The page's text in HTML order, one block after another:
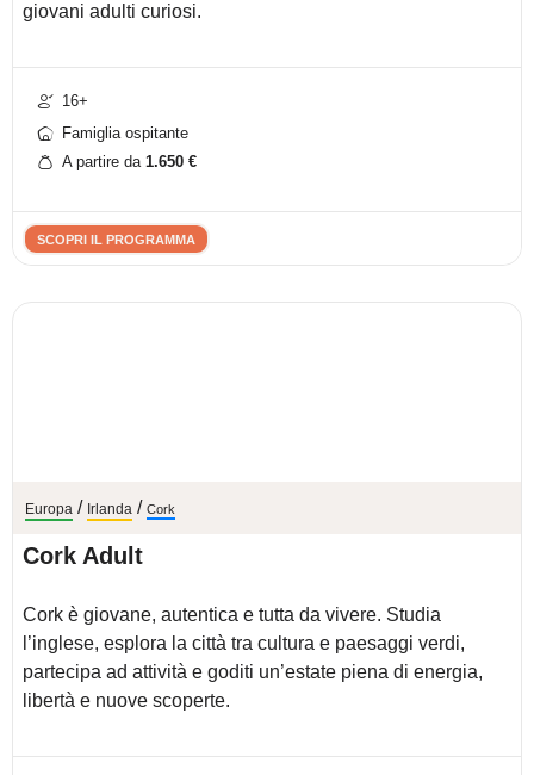
giovani adulti curiosi.
16+
Famiglia ospitante
A partire da 1.650 €
SCOPRI IL PROGRAMMA
Europa / Irlanda / Cork
Cork Adult
Cork è giovane, autentica e tutta da vivere. Studia
l’inglese, esplora la città tra cultura e paesaggi verdi,
partecipa ad attività e goditi un’estate piena di energia,
libertà e nuove scoperte.